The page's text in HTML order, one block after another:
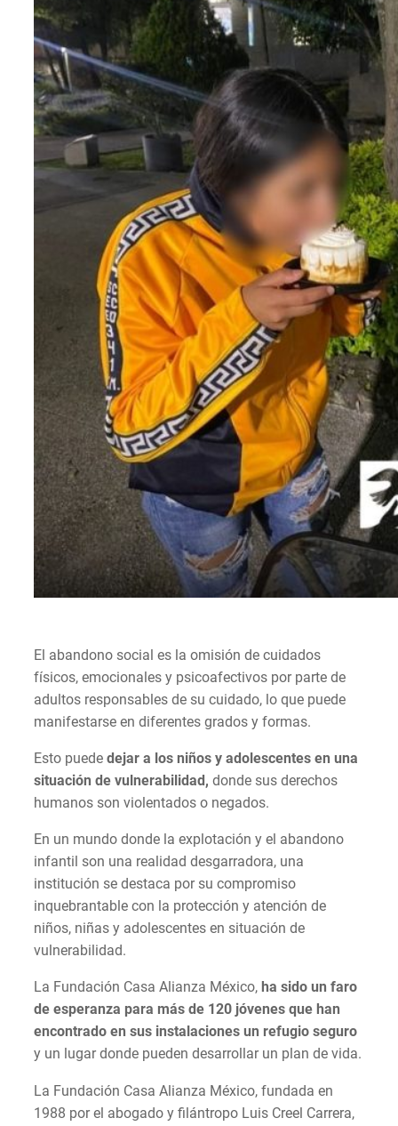
El abandono social es la omisión de cuidados
físicos, emocionales y psicoafectivos por parte de
adultos responsables de su cuidado, lo que puede
manifestarse en diferentes grados y formas.
Esto puede dejar a los niños y adolescentes en una
situación de vulnerabilidad, donde sus derechos
humanos son violentados o negados.
En un mundo donde la explotación y el abandono
infantil son una realidad desgarradora, una
institución se destaca por su compromiso
inquebrantable con la protección y atención de
niños, niñas y adolescentes en situación de
vulnerabilidad.
La Fundación Casa Alianza México, ha sido un faro
de esperanza para más de 120 jóvenes que han
encontrado en sus instalaciones un refugio seguro
y un lugar donde pueden desarrollar un plan de vida.
La Fundación Casa Alianza México, fundada en
1988 por el abogado y filántropo Luis Creel Carrera,